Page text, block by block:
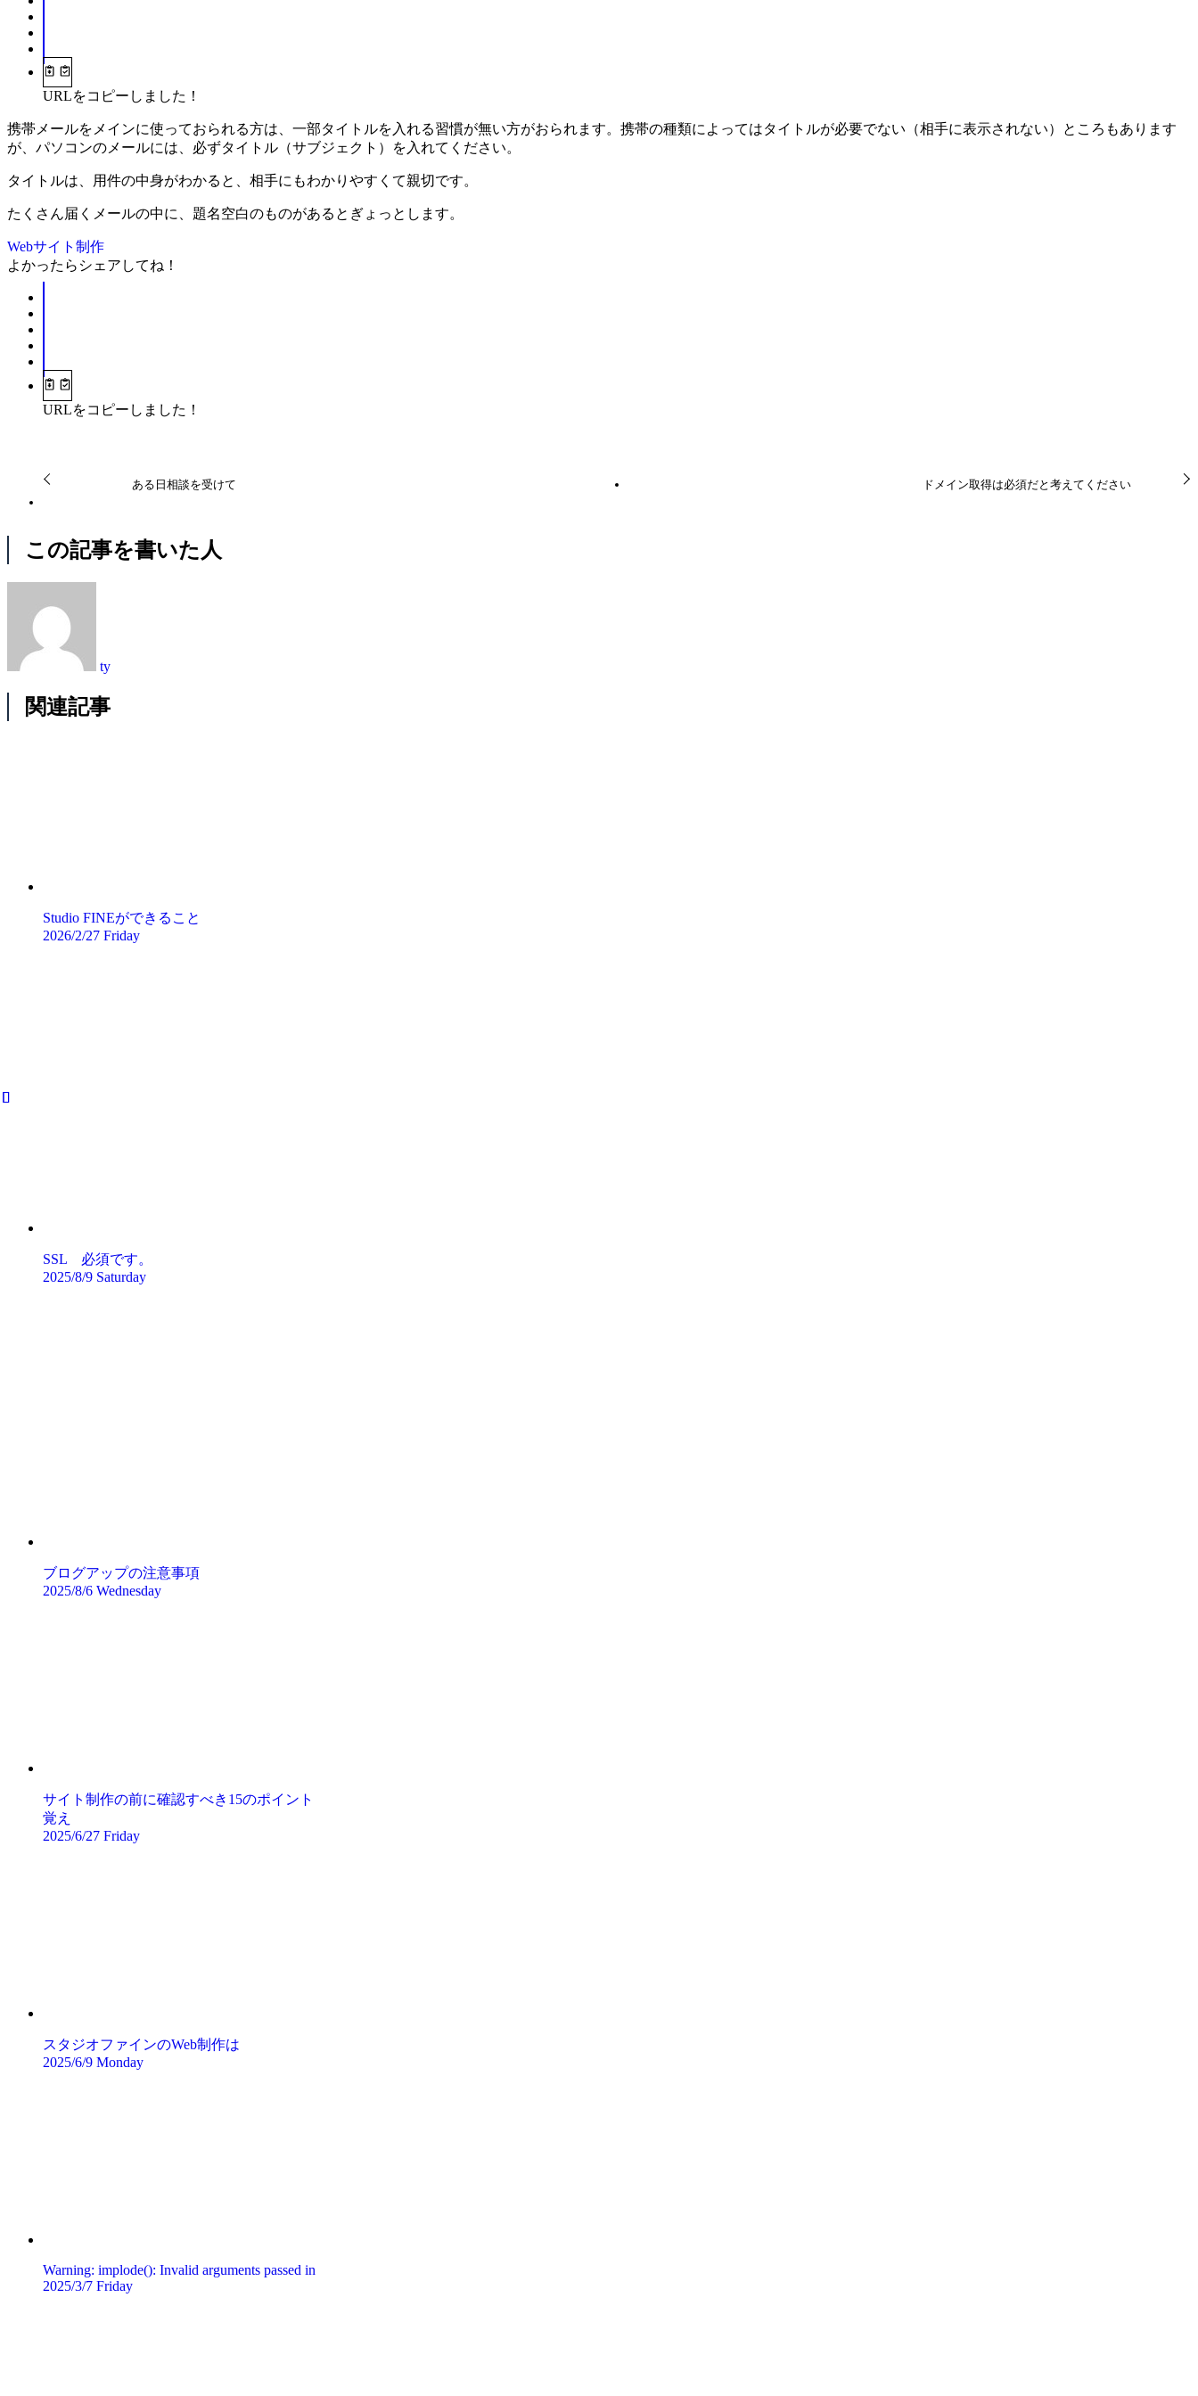
URLをコピーしました！
携帯メールをメインに使っておられる方は、一部タイトルを入れる習慣が無い方がおられます。携帯の種類によってはタイトルが必要でない（相手に表示されない）ところもあります
が、パソコンのメールには、必ずタイトル（サブジェクト）を入れてください。
タイトルは、用件の中身がわかると、相手にもわかりやすくて親切です。
たくさん届くメールの中に、題名空白のものがあるとぎょっとします。
Webサイト制作
よかったらシェアしてね！
URLをコピーしました！
ある日相談を受けて ドメイン取得は必須だと考えてください
この記事を書いた人
ty
関連記事
Studio FINEができること
2026/2/27 Friday
SSL 必須です。
2025/8/9 Saturday
ブログアップの注意事項
2025/8/6 Wednesday
サイト制作の前に確認すべき15のポイント
覚え
2025/6/27 Friday
スタジオファインのWeb制作は
2025/6/9 Monday
Warning: implode(): Invalid arguments passed in
2025/3/7 Friday